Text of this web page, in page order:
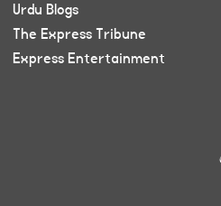
Urdu Blogs
The Express Tribune
Express Entertainment